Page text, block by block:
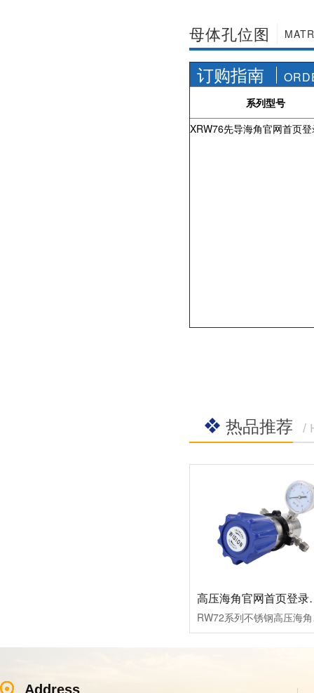
母体孔位图
订购指南
系列型号
XRW76先导海角官网首页
热品推荐 /
高压海
RW72系列不
Address